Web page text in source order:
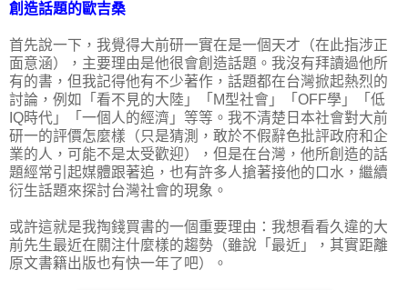
創造話題的歐吉桑
首先說一下，我覺得大前研一實在是一個天才（在此指涉正
面意涵），主要理由是他很會創造話題。我沒有拜讀過他所
有的書，但我記得他有不少著作，話題都在台灣掀起熱烈的
討論，例如「看不見的大陸」「M型社會」「OFF學」「低
IQ時代」「一個人的經濟」等等。我不清楚日本社會對大前
研一的評價怎麼樣（只是猜測，敢於不假辭色批評政府和企
業的人，可能不是太受歡迎），但是在台灣，他所創造的話
題經常引起媒體跟著追，也有許多人搶著接他的口水，繼續
衍生話題來探討台灣社會的現象。
或許這就是我掏錢買書的一個重要理由：我想看看久違的大
前先生最近在關注什麼樣的趨勢（雖說「最近」，其實距離
原文書籍出版也有快一年了吧）。